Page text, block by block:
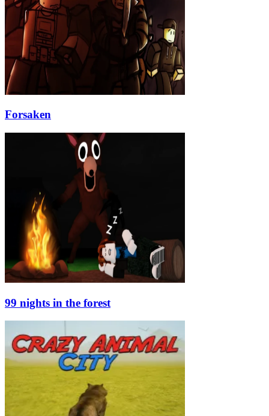
Forsaken
99 nights in the forest